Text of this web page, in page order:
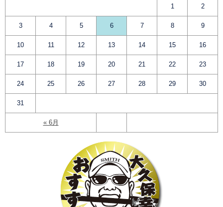
« 6月
1 2
3 4 5 6 7 8 9
10 11 12 13 14 15 16
17 18 19 20 21 22 23
24 25 26 27 28 29 30
31